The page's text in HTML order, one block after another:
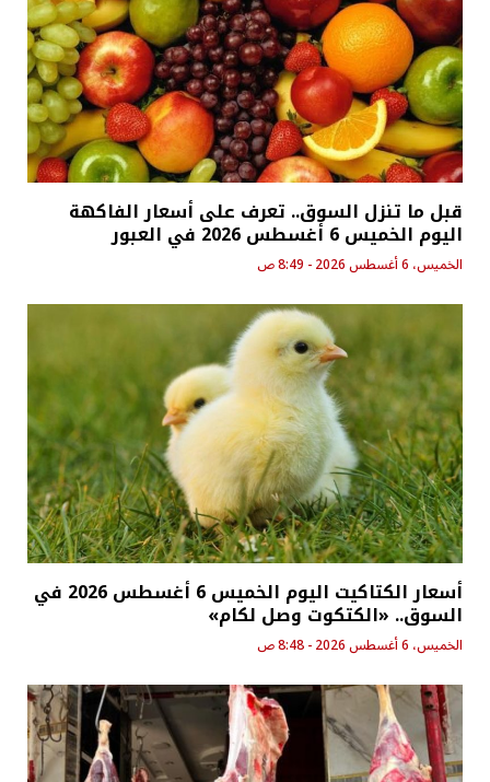
قبل ما تنزل السوق.. تعرف على أسعار الفاكهة
اليوم الخميس 6 أغسطس 2026 في العبور
الخميس، 6 أغسطس 2026 - 8:49 ص
أسعار الكتاكيت اليوم الخميس 6 أغسطس 2026 في
السوق.. «الكتكوت وصل لكام»
الخميس، 6 أغسطس 2026 - 8:48 ص